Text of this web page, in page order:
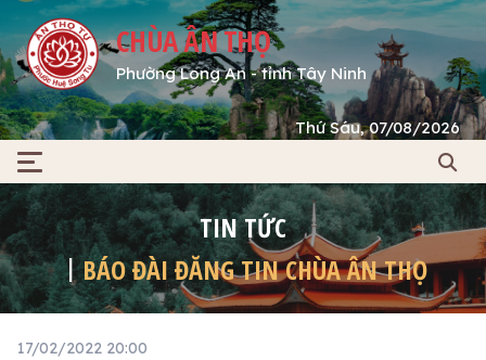
CHÙA ÂN THỌ
Phường Long An - tỉnh Tây Ninh
Thứ Sáu, 07/08/2026
TIN TỨC
BÁO ĐÀI ĐĂNG TIN CHÙA ÂN THỌ
17/02/2022 20:00